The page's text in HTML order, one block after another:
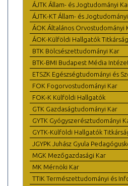
ÁJTK Állam- és Jogtudományi
ÁJTK-KT Állam- és
ÁOK Általános Orvostudományi
ÁOK-Külföldi Hallgatók
BTK Bölcsészettudományi Kar
BTK-BMI Budapest Média
ETSZK Egészségtudományi és
FOK Fogorvostudományi Kar
FOK-K Külföldi Hallgatók
GTK Gazdaságtudományi Kar
GYTK Gyógyszerésztudományi
GYTK-Külföldi Hallgatók
JGYPK Juhász Gyula
MGK Mezőgazdasági Kar
MK Mérnöki Kar
TTIK Természettudományi és